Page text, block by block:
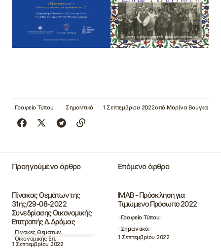
Γραφείο Τύπου Σημαντικά 1 Σεπτεμβρίου 2022από Μαρίνα Βούγκα
Προηγούμενο άρθρο
Πίνακας Θεμάτων της
31ης/29-08-2022
Συνεδρίασης Οικονομικής
Επιτροπής Δ.Δράμας
Πίνακες Θεμάτων
Οικονομικής Επ.
1 Σεπτεμβρίου 2022
Επόμενο άρθρο
ΙΜΑΒ - Πρόσκληση για
Τιμώμενο Πρόσωπο 2022
Γραφείο Τύπου
Σημαντικά
1 Σεπτεμβρίου 2022